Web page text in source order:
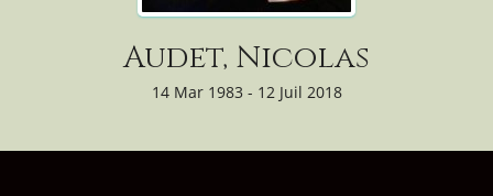
Audet, Nicolas
14 Mar 1983 - 12 Juil 2018